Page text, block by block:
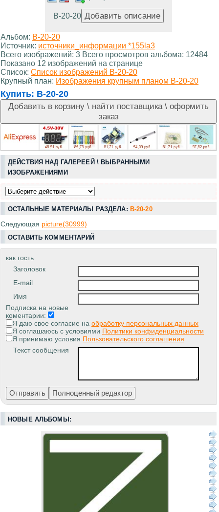
В-20-20
Альбом: В-20-20
Источник: источники_информации *155la3
Всего изображений: 3 Всего просмотров альбома: 12484
Показано 12 изображений на странице
Список: Список изображений В-20-20
Крупный план: Изображения крупным планом В-20-20
Купить: В-20-20
ДЕЙСТВИЯ НАД ГАЛЕРЕЕЙ \ ВЫБРАННЫМИ
ИЗОБРАЖЕНИЯМИ
ОСТАЛЬНЫЕ МАТЕРИАЛЫ РАЗДЕЛА: В-20-20
Следующая picture(30999)
ОСТАВИТЬ КОММЕНТАРИЙ
как гость
Заголовок
E-mail
Имя
Подписка на новые
коментарии:
Я даю свое согласие на обработку персональных данных
Я соглашаюсь с условиями Политики конфиденциальности
Я принимаю условия Пользовательского соглашения
Текст сообщения
НОВЫЕ АЛЬБОМЫ: